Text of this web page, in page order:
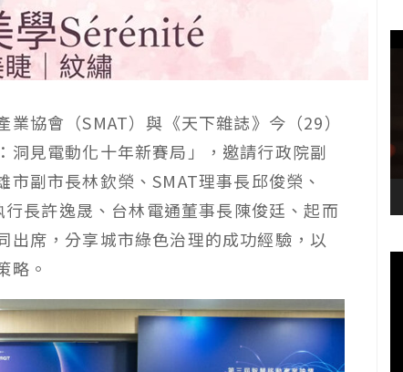
業協會（SMAT）與《天下雜誌》今（29）
洞見電動化十年新賽局」，邀請行政院副
副市長林欽榮、SMAT理事長邱俊榮、
長許逸晟、台林電通董事長陳俊廷、起而
席，分享城市綠色治理的成功經驗，以
略。